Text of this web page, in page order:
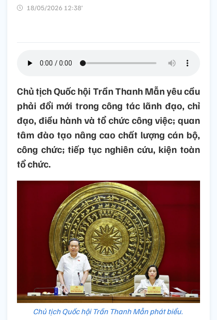
18/05/2026 12:38’
Chủ tịch Quốc hội Trần Thanh Mẫn yêu cầu
phải đổi mới trong công tác lãnh đạo, chỉ
đạo, điều hành và tổ chức công việc; quan
tâm đào tạo nâng cao chất lượng cán bộ,
công chức; tiếp tục nghiên cứu, kiện toàn
tổ chức.
Chủ tịch Quốc hội Trần Thanh Mẫn phát biểu.